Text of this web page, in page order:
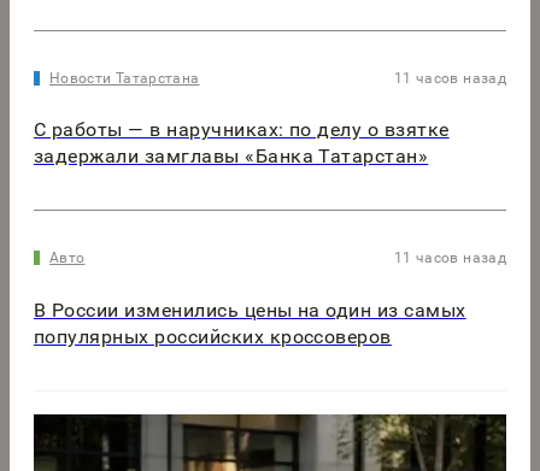
Новости Татарстана 11 часов назад
С работы — в наручниках: по делу о взятке
задержали замглавы «Банка Татарстан»
Авто 11 часов назад
В России изменились цены на один из самых
популярных российских кроссоверов